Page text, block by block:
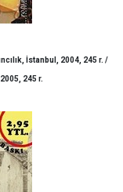
İstanbul, 2004, 245 r. /
245 r.